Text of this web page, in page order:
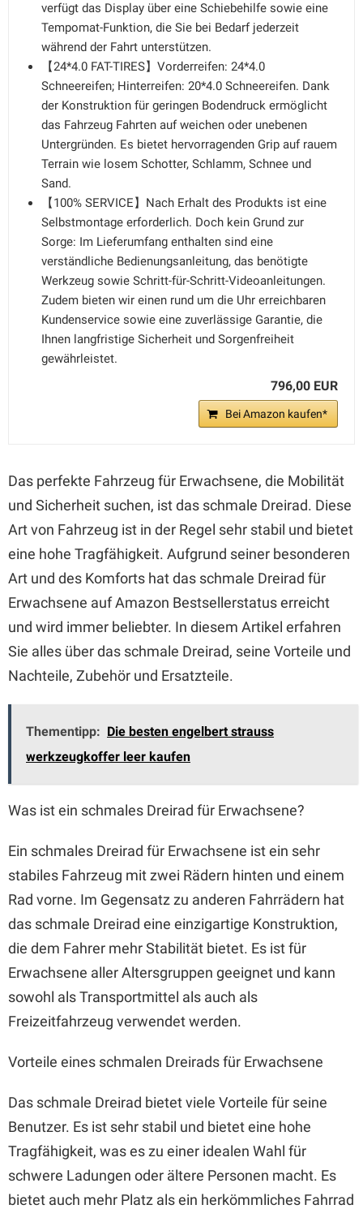
verfügt das Display über eine Schiebehilfe sowie eine
Tempomat-Funktion, die Sie bei Bedarf jederzeit
während der Fahrt unterstützen.
【24*4.0 FAT-TIRES】Vorderreifen: 24*4.0
Schneereifen; Hinterreifen: 20*4.0 Schneereifen. Dank
der Konstruktion für geringen Bodendruck ermöglicht
das Fahrzeug Fahrten auf weichen oder unebenen
Untergründen. Es bietet hervorragenden Grip auf rauem
Terrain wie losem Schotter, Schlamm, Schnee und
Sand.
【100% SERVICE】Nach Erhalt des Produkts ist eine
Selbstmontage erforderlich. Doch kein Grund zur
Sorge: Im Lieferumfang enthalten sind eine
verständliche Bedienungsanleitung, das benötigte
Werkzeug sowie Schritt-für-Schritt-Videoanleitungen.
Zudem bieten wir einen rund um die Uhr erreichbaren
Kundenservice sowie eine zuverlässige Garantie, die
Ihnen langfristige Sicherheit und Sorgenfreiheit
gewährleistet.
796,00 EUR
Bei Amazon kaufen*
Das perfekte Fahrzeug für Erwachsene, die Mobilität
und Sicherheit suchen, ist das schmale Dreirad. Diese
Art von Fahrzeug ist in der Regel sehr stabil und bietet
eine hohe Tragfähigkeit. Aufgrund seiner besonderen
Art und des Komforts hat das schmale Dreirad für
Erwachsene auf Amazon Bestsellerstatus erreicht
und wird immer beliebter. In diesem Artikel erfahren
Sie alles über das schmale Dreirad, seine Vorteile und
Nachteile, Zubehör und Ersatzteile.
Thementipp: Die besten engelbert strauss
werkzeugkoffer leer kaufen
Was ist ein schmales Dreirad für Erwachsene?
Ein schmales Dreirad für Erwachsene ist ein sehr
stabiles Fahrzeug mit zwei Rädern hinten und einem
Rad vorne. Im Gegensatz zu anderen Fahrrädern hat
das schmale Dreirad eine einzigartige Konstruktion,
die dem Fahrer mehr Stabilität bietet. Es ist für
Erwachsene aller Altersgruppen geeignet und kann
sowohl als Transportmittel als auch als
Freizeitfahrzeug verwendet werden.
Vorteile eines schmalen Dreirads für Erwachsene
Das schmale Dreirad bietet viele Vorteile für seine
Benutzer. Es ist sehr stabil und bietet eine hohe
Tragfähigkeit, was es zu einer idealen Wahl für
schwere Ladungen oder ältere Personen macht. Es
bietet auch mehr Platz als ein herkömmliches Fahrrad